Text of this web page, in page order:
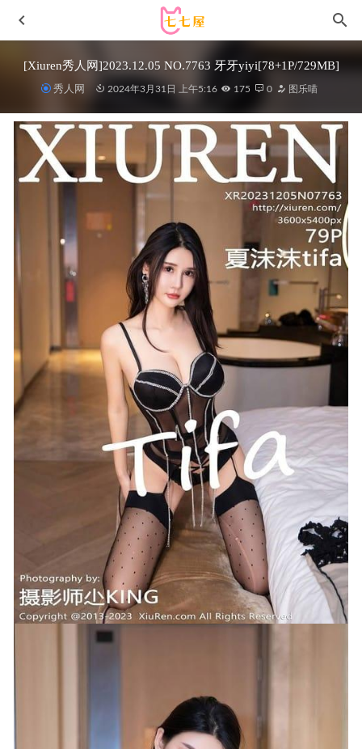
[Xiuren秀人网]2023.12.05 NO.7763 牙牙yiyi[78+1P/729MB]
秀人网 2024年3月31日 上午5:16 175 0 图乐喵
羽生三未 – NO.10 篝之雾枝 [38P-209M]
2023-09-22
奈奥米Naomi – 微密圈写真&视频合集【持续更新中】
2025-12-08
香草喵露露 –NO.036 2022春节贺图[61P/2.09GB]
2022-05-06
[Ugirls尤果网]爱尤物专辑 NO.2869 笑靥如花 西子
2025-05-13
Ligui丽柜 – 2020.12.13 Amily[104P105M] 2022-11-13